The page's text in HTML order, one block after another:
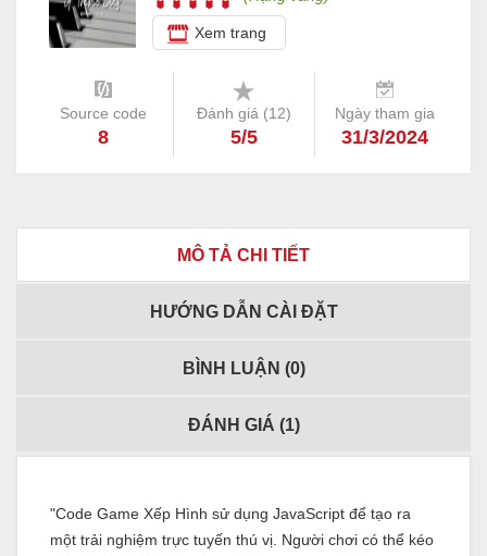
Xem trang
Source code
8
Đánh giá (12)
5/5
Ngày tham gia
31/3/2024
MÔ TẢ CHI TIẾT
HƯỚNG DẪN CÀI ĐẶT
BÌNH LUẬN (0)
ĐÁNH GIÁ (1)
"Code Game Xếp Hình sử dụng JavaScript để tạo ra
một trải nghiệm trực tuyến thú vị. Người chơi có thể kéo